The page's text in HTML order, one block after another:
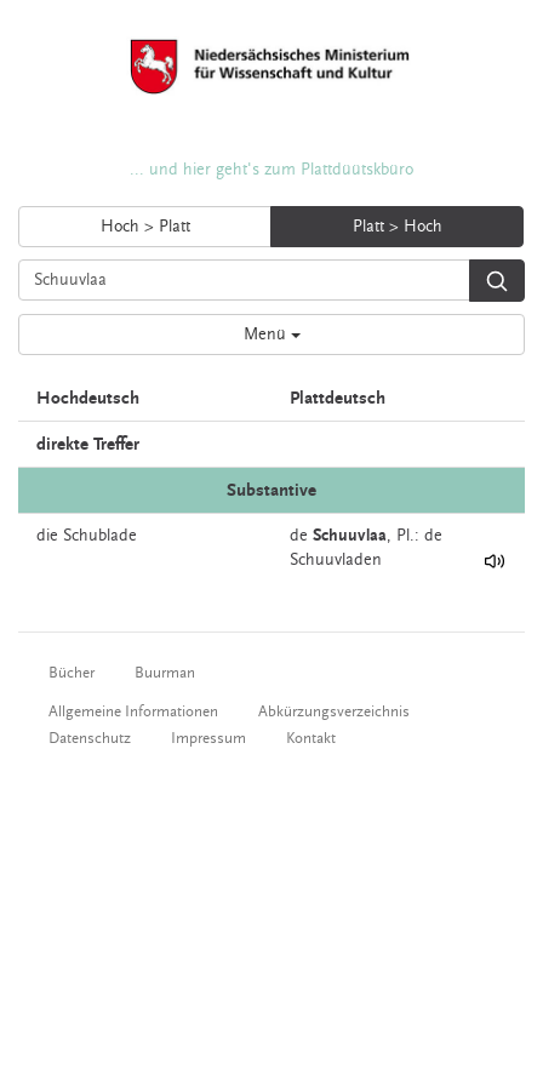
... und hier geht's zum Plattdüütskbüro
Hoch > Platt Platt > Hoch
Menü
Hochdeutsch Plattdeutsch
direkte Treffer
Substantive
die Schublade de Schuuvlaa, Pl.: de
Schuuvladen
Bücher Buurman
Allgemeine Informationen
Abkürzungsverzeichnis
Datenschutz
Impressum Kontakt